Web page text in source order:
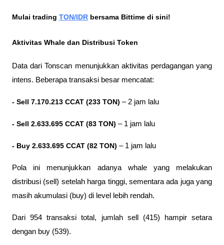
Mulai trading TON/IDR bersama Bittime di sini!
Aktivitas Whale dan Distribusi Token
Data dari Tonscan menunjukkan aktivitas perdagangan yang
intens. Beberapa transaksi besar mencatat:
- Sell 7.170.213 CCAT (233 TON) – 2 jam lalu
- Sell 2.633.695 CCAT (83 TON) – 1 jam lalu
- Buy 2.633.695 CCAT (82 TON) – 1 jam lalu
Pola ini menunjukkan adanya whale yang melakukan
distribusi (sell) setelah harga tinggi, sementara ada juga yang
masih akumulasi (buy) di level lebih rendah.
Dari 954 transaksi total, jumlah sell (415) hampir setara
dengan buy (539).